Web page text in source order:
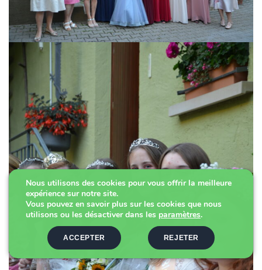
Nous utilisons des cookies pour vous offrir la meilleure
expérience sur notre site.
Vous pouvez en savoir plus sur les cookies que nous
utilisons ou les désactiver dans les paramètres.
ACCEPTER REJETER